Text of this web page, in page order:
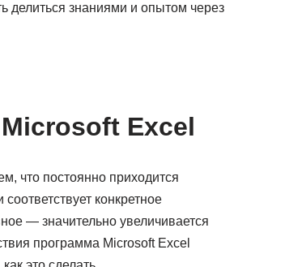
делиться знаниями и опытом через
Excel
что постоянно приходится
конкретное
— значительно увеличивается
программа Microsoft Excel